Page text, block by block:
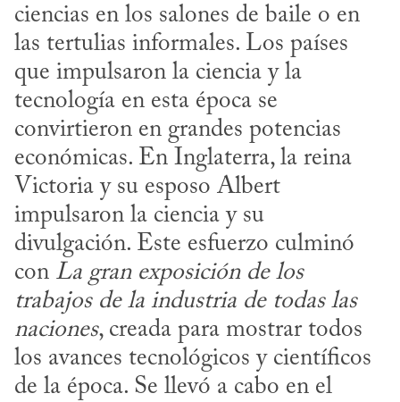
ciencias en los salones de baile o en
las tertulias informales. Los países
que impulsaron la ciencia y la
tecnología en esta época se
convirtieron en grandes potencias
económicas. En Inglaterra, la reina
Victoria y su esposo Albert
impulsaron la ciencia y su
divulgación. Este esfuerzo culminó
con La gran exposición de los
trabajos de la industria de todas las
naciones, creada para mostrar todos
los avances tecnológicos y científicos
de la época. Se llevó a cabo en el